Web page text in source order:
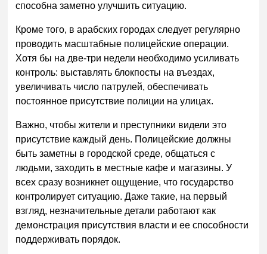
способна заметно улучшить ситуацию.
Кроме того, в арабских городах следует регулярно
проводить масштабные полицейские операции.
Хотя бы на две-три недели необходимо усиливать
контроль: выставлять блокпосты на въездах,
увеличивать число патрулей, обеспечивать
постоянное присутствие полиции на улицах.
Важно, чтобы жители и преступники видели это
присутствие каждый день. Полицейские должны
быть заметны в городской среде, общаться с
людьми, заходить в местные кафе и магазины. У
всех сразу возникнет ощущение, что государство
контролирует ситуацию. Даже такие, на первый
взгляд, незначительные детали работают как
демонстрация присутствия власти и ее способности
поддерживать порядок.